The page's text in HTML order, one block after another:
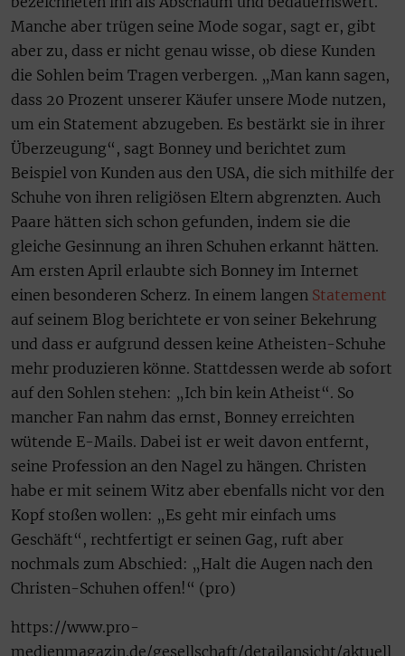
Manche aber trügen seine Mode sogar, sagt er, gibt
aber zu, dass er nicht genau wisse, ob diese Kunden
die Sohlen beim Tragen verbergen. „Man kann sagen,
dass 20 Prozent unserer Käufer unsere Mode nutzen,
um ein Statement abzugeben. Es bestärkt sie in ihrer
Überzeugung“, sagt Bonney und berichtet zum
Beispiel von Kunden aus den USA, die sich mithilfe der
Schuhe von ihren religiösen Eltern abgrenzten. Auch
Paare hätten sich schon gefunden, indem sie die
gleiche Gesinnung an ihren Schuhen erkannt hätten.
Am ersten April erlaubte sich Bonney im Internet
einen besonderen Scherz. In einem langen Statement
auf seinem Blog berichtete er von seiner Bekehrung
und dass er aufgrund dessen keine Atheisten-Schuhe
mehr produzieren könne. Stattdessen werde ab sofort
auf den Sohlen stehen: „Ich bin kein Atheist“. So
mancher Fan nahm das ernst, Bonney erreichten
wütende E-Mails. Dabei ist er weit davon entfernt,
seine Profession an den Nagel zu hängen. Christen
habe er mit seinem Witz aber ebenfalls nicht vor den
Kopf stoßen wollen: „Es geht mir einfach ums
Geschäft“, rechtfertigt er seinen Gag, ruft aber
nochmals zum Abschied: „Halt die Augen nach den
Christen-Schuhen offen!“ (pro)
https://www.pro-
medienmagazin.de/gesellschaft/detailansicht/aktuell